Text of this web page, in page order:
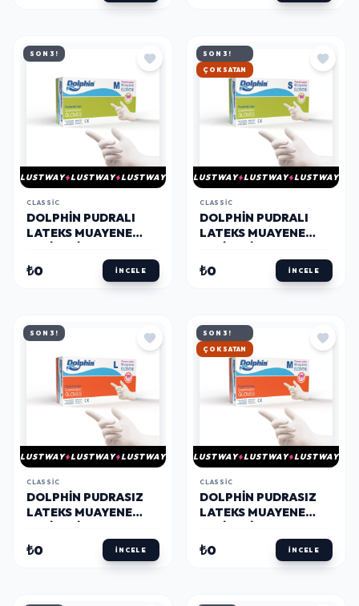
SON 3!
LUSTWAY LUSTWAY LUSTWAY
CLASSIC
DOLPHIN PUDRALI
LATEKS MUAYENE
KUTU - MDR
₺0 İNCELE
SON 3!
HIZLI KARGO
LUSTWAY LUSTWAY LUSTWAY
CLASSIC
DOLPHIN PUDRALI
LATEKS MUAYENE
KUTU - MDR
₺0 İNCELE
SON 3!
LUSTWAY LUSTWAY LUSTWAY
CLASSIC
DOLPHIN PUDRASIZ
LATEKS MUAYENE
ADET - MDR
₺0 İNCELE
SON 3!
HIZLI KARGO
LUSTWAY LUSTWAY LUSTWAY
CLASSIC
DOLPHIN PUDRASIZ
LATEKS MUAYENE
ADET - MDR
₺0 İNCELE